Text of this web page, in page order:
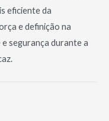
eficiente da
e definição na
segurança durante a